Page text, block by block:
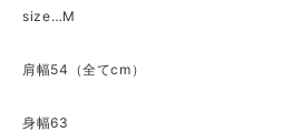
size…M
肩幅54（全てcm）
身幅63